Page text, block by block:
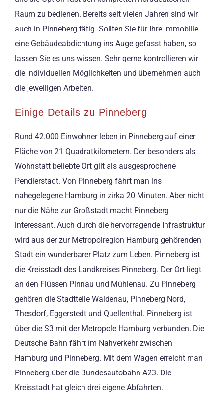
Raum zu bedienen. Bereits seit vielen Jahren sind wir
auch in Pinneberg tätig. Sollten Sie für Ihre Immobilie
eine Gebäudeabdichtung ins Auge gefasst haben, so
lassen Sie es uns wissen. Sehr gerne kontrollieren wir
die individuellen Möglichkeiten und übernehmen auch
die jeweiligen Arbeiten.
Einige Details zu Pinneberg
Rund 42.000 Einwohner leben in Pinneberg auf einer
Fläche von 21 Quadratkilometern. Der besonders als
Wohnstatt beliebte Ort gilt als ausgesprochene
Pendlerstadt. Von Pinneberg fährt man ins
nahegelegene Hamburg in zirka 20 Minuten. Aber nicht
nur die Nähe zur Großstadt macht Pinneberg
interessant. Auch durch die hervorragende Infrastruktur
wird aus der zur Metropolregion Hamburg gehörenden
Stadt ein wunderbarer Platz zum Leben. Pinneberg ist
die Kreisstadt des Landkreises Pinneberg. Der Ort liegt
an den Flüssen Pinnau und Mühlenau. Zu Pinneberg
gehören die Stadtteile Waldenau, Pinneberg Nord,
Thesdorf, Eggerstedt und Quellenthal. Pinneberg ist
über die S3 mit der Metropole Hamburg verbunden. Die
Deutsche Bahn fährt im Nahverkehr zwischen
Hamburg und Pinneberg. Mit dem Wagen erreicht man
Pinneberg über die Bundesautobahn A23. Die
Kreisstadt hat gleich drei eigene Abfahrten.